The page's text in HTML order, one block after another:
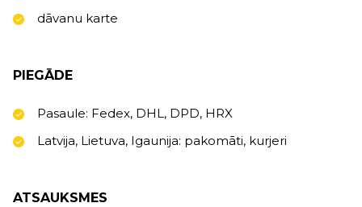
dāvanu karte
PIEGĀDE
Pasaule: Fedex, DHL, DPD, HRX
Latvija, Lietuva, Igaunija: pakomāti, kurjeri
ATSAUKSMES